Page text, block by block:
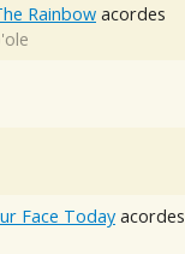
Rainbow acordes
Face Today acordes